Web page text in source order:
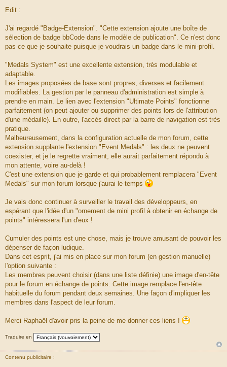
Edit :
J'ai regardé "Badge-Extension". "Cette extension ajoute une boîte de
sélection de badge bbCode dans le modèle de publication". Ce n'est donc
pas ce que je souhaite puisque je voudrais un badge dans le mini-profil.
"Medals System" est une excellente extension, très modulable et
adaptable.
Les images proposées de base sont propres, diverses et facilement
modifiables. La gestion par le panneau d'administration est simple à
prendre en main. Le lien avec l'extension "Ultimate Points" fonctionne
parfaitement (on peut ajouter ou supprimer des points lors de l'attribution
d'une médaille). En outre, l'accès direct par la barre de navigation est très
pratique.
Malheureusement, dans la configuration actuelle de mon forum, cette
extension supplante l'extension "Event Medals" : les deux ne peuvent
coexister, et je le regrette vraiment, elle aurait parfaitement répondu à
mon attente, voire au-delà !
C'est une extension que je garde et qui probablement remplacera "Event
Medals" sur mon forum lorsque j'aurai le temps
Je vais donc continuer à surveiller le travail des développeurs, en
espérant que l'idée d'un "ornement de mini profil à obtenir en échange de
points" intéressera l'un d'eux !
Cumuler des points est une chose, mais je trouve amusant de pouvoir les
dépenser de façon ludique.
Dans cet esprit, j'ai mis en place sur mon forum (en gestion manuelle)
l'option suivante :
Les membres peuvent choisir (dans une liste définie) une image d'en-tête
pour le forum en échange de points. Cette image remplace l'en-tête
habituelle du forum pendant deux semaines. Une façon d'impliquer les
membres dans l'aspect de leur forum.
Merci Raphaël d'avoir pris la peine de me donner ces liens !
Traduire en
Contenu publicitaire :